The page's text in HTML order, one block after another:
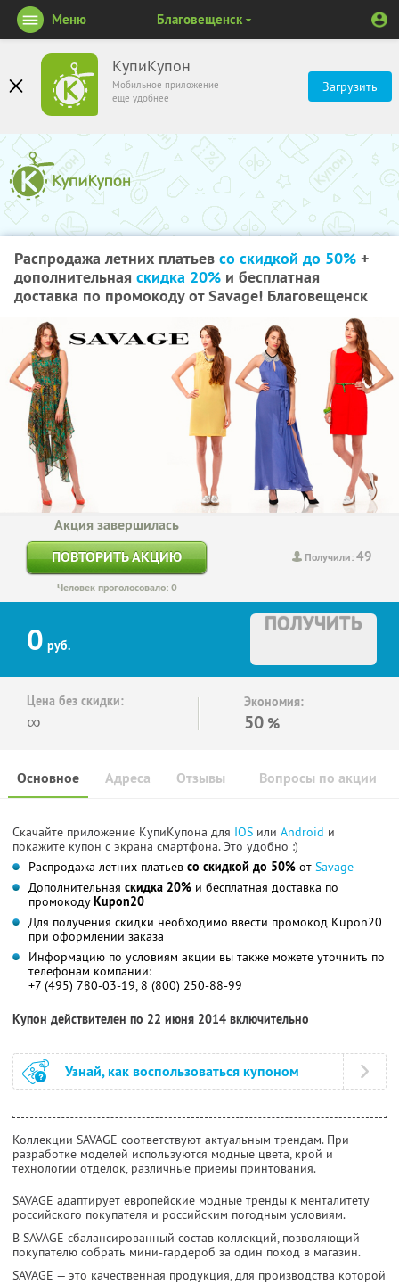
КупиКупон
Мобильное приложение
ещё удобнее
Загрузить
Меню Благовещенск
Распродажа летних платьев со скидкой до 50% +
дополнительная скидка 20% и бесплатная
доставка по промокоду от Savage! Благовещенск
Получили:49
Акция завершилась
ПОВТОРИТЬ АКЦИЮ
Человек проголосовало: 0
0 руб.
ПОЛУЧИТЬ
Цена без скидки:
∞
Экономия:
50 %
Основное Отзывы Вопросы по акции
Адреса
Скачайте приложение КупиКупона для IOS или Android и
покажите купон с экрана смартфона. Это удобно :)
Распродажа летних платьев со скидкой до 50% от Savage
Дополнительная скидка 20% и бесплатная доставка по
промокодуKupon20
Для получения скидки необходимо ввести промокод Kupon20
при оформлении заказа
Информацию по условиям акции вы также можете уточнить по
телефонам компании:
+7 (495) 780-03-19, 8 (800) 250-88-99
Купон действителен по 22 июня 2014 включительно
Узнай, как воспользоваться купоном
Коллекции SAVAGE соответствуют актуальным трендам. При
разработке моделей используются модные цвета, крой и
технологии отделок, различные приемы принтования.
SAVAGE адаптирует европейские модные тренды к менталитету
российского покупателя и российским погодным условиям.
В SAVAGE сбалансированный состав коллекций, позволяющий
покупателю собрать мини-гардероб за один поход в магазин.
SAVAGE — это качественная продукция, для производства которой